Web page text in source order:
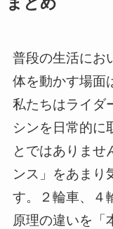
普段の生活にお
体を動かす場面
私たちはライダ
シンを日常的に
とではありませ
ンス」をあまり
す。２輪車、４
原理の違いを「